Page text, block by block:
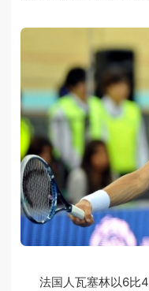
法国人瓦塞林以6比4